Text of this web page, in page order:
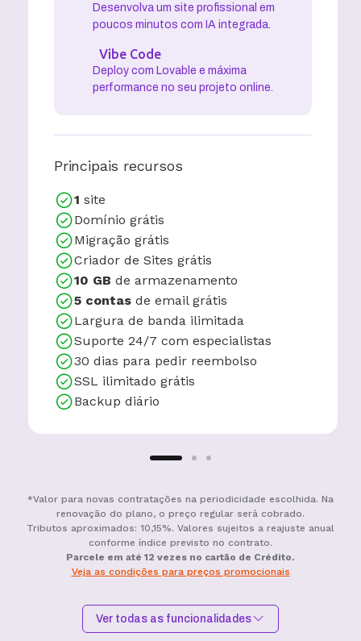
Desenvolva um site profissional em
poucos minutos com IA integrada.
Vibe Code
Deploy com Lovable e máxima
performance no seu projeto online.
Principais recursos
1 site
Domínio grátis
Migração grátis
Criador de Sites grátis
10 GB de armazenamento
5 contas de email grátis
Largura de banda ilimitada
Suporte 24/7 com especialistas
30 dias para pedir reembolso
SSL ilimitado grátis
Backup diário
*Valor para novas contratações na periodicidade escolhida. Na
renovação do plano, o preço regular será cobrado.
Tributos aproximados: 10,15%. Valores sujeitos a reajuste anual
conforme índice previsto no contrato.
Parcele em até 12 vezes no cartão de Crédito.
Veja as condições para preços promocionais
Ver todas as funcionalidades